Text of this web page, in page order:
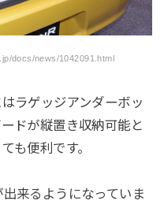
docs/news/1042091.html
ラゲッジアンダーボッ
ドが縦置き収納可能と
も便利です。
来るようになっていま